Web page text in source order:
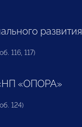
развития
116, 117)
«ОПОРА»
124)